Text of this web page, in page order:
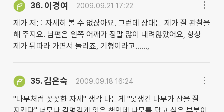
36. 이경여 2009.09.21 17:22
제가 저를 자세히 볼 수 없잖아요. 그런데 상대는 제가 잘 관찰을
해 주지요. 남편은 왼쪽 어깨가 정말 많이 내려않았어요, 항상
제가 뒤따라 가면서 놀리죠, 기형이라고......,
35.김은숙 2009.09.18 16:24
"나무처럼 꼿꼿한 자세" 생각 나는게 "못생긴 나무가 산을 잘